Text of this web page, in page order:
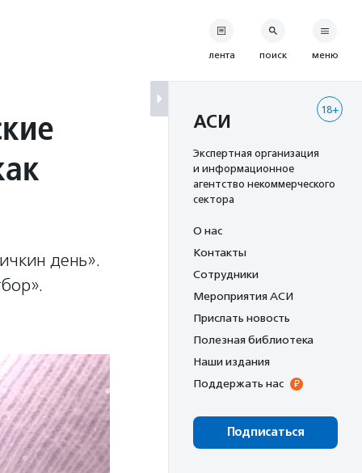
день».
лента поиск меню
18+
АСИ
Экспертная организация
и информационное
агентство некоммерческого
сектора
О нас
Контакты
Сотрудники
Мероприятия АСИ
Прислать новость
Полезная библиотека
Наши издания
Поддержать нас
Подписаться